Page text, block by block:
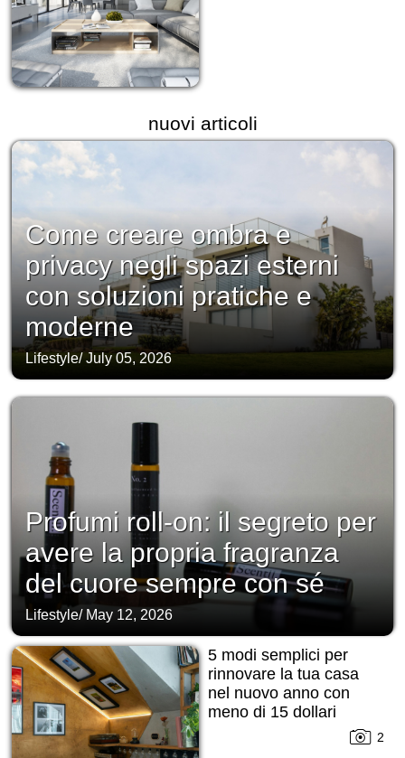
nuovi articoli
Come creare ombra e
privacy negli spazi esterni
con soluzioni pratiche e
moderne
Lifestyle/July 05, 2026
Profumi roll-on: il segreto per
avere la propria fragranza
del cuore sempre con sé
Lifestyle/ May 12, 2026
5 modi semplici per
rinnovare la tua casa
nel nuovo anno con
meno di 15 dollari
2